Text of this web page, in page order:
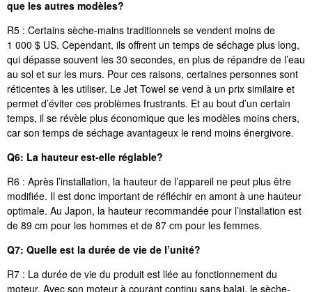
que les autres modèles?
R5 : Certains sèche-mains traditionnels se vendent moins de
1 000 $ US. Cependant, ils offrent un temps de séchage plus long,
qui dépasse souvent les 30 secondes, en plus de répandre de l’eau
au sol et sur les murs. Pour ces raisons, certaines personnes sont
réticentes à les utiliser. Le Jet Towel se vend à un prix similaire et
permet d’éviter ces problèmes frustrants. Et au bout d’un certain
temps, il se révèle plus économique que les modèles moins chers,
car son temps de séchage avantageux le rend moins énergivore.
Q6: La hauteur est-elle réglable?
R6 : Après l’installation, la hauteur de l’appareil ne peut plus être
modifiée. Il est donc important de réfléchir en amont à une hauteur
optimale. Au Japon, la hauteur recommandée pour l’installation est
de 89 cm pour les hommes et de 87 cm pour les femmes.
Q7: Quelle est la durée de vie de l’unité?
R7 : La durée de vie du produit est liée au fonctionnement du
moteur. Avec son moteur à courant continu sans balai, le sèche-